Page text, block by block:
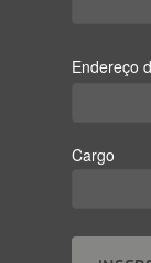
Endereço
Cargo